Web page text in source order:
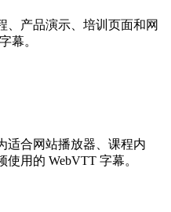
、产品演示、培训页面和网
幕。
适合网站播放器、课程内
用的 WebVTT 字幕。